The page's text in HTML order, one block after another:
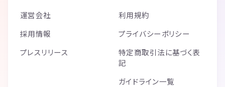
運営会社
採用情報
プレスリリース
利用規約
プライバシーポリシー
特定商取引法に基づく表
記
ガイドライン一覧